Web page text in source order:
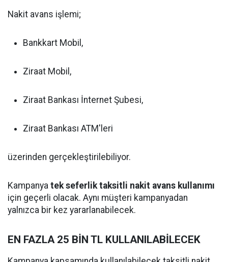
Nakit avans işlemi;
Bankkart Mobil,
Ziraat Mobil,
Ziraat Bankası İnternet Şubesi,
Ziraat Bankası ATM'leri
üzerinden gerçekleştirilebiliyor.
Kampanya tek seferlik taksitli nakit avans kullanımı
için geçerli olacak. Aynı müşteri kampanyadan
yalnızca bir kez yararlanabilecek.
EN FAZLA 25 BİN TL KULLANILABİLECEK